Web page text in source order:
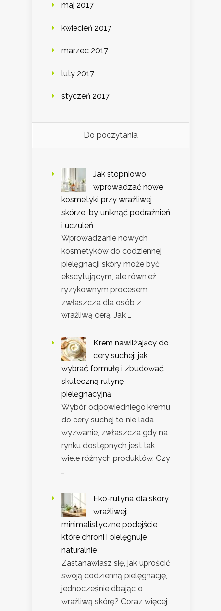
maj 2017
kwiecień 2017
marzec 2017
luty 2017
styczeń 2017
Do poczytania
Jak stopniowo
wprowadzać nowe
kosmetyki przy wrażliwej
skórze, by uniknąć podrażnień
i uczuleń
Wprowadzanie nowych
kosmetyków do codziennej
pielęgnacji skóry może być
ekscytującym, ale również
ryzykownym procesem,
zwłaszcza dla osób z
wrażliwą cerą. Jak …
Krem nawilżający do
cery suchej: jak
wybrać formułę i zbudować
skuteczną rutynę
pielęgnacyjną
Wybór odpowiedniego kremu
do cery suchej to nie lada
wyzwanie, zwłaszcza gdy na
rynku dostępnych jest tak
wiele różnych produktów. Czy
…
Eko-rutyna dla skóry
wrażliwej:
minimalistyczne podejście,
które chroni i pielęgnuje
naturalnie
Zastanawiasz się, jak uprościć
swoją codzienną pielęgnację,
jednocześnie dbając o
wrażliwą skórę? Coraz więcej